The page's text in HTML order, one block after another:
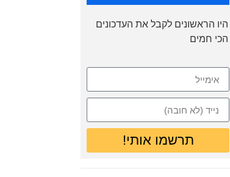
היו הראשונים לקבל את העדכונים
הכי חמים
תרשמו אותי!